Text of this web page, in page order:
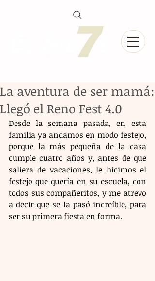
La aventura de ser mamá:
Llegó el Reno Fest 4.0
Desde la semana pasada, en esta
familia ya andamos en modo festejo,
porque la más pequeña de la casa
cumple cuatro años y, antes de que
saliera de vacaciones, le hicimos el
festejo que quería en su escuela, con
todos sus compañeritos, y me atrevo
a decir que se la pasó increíble, para
ser su primera fiesta en forma.